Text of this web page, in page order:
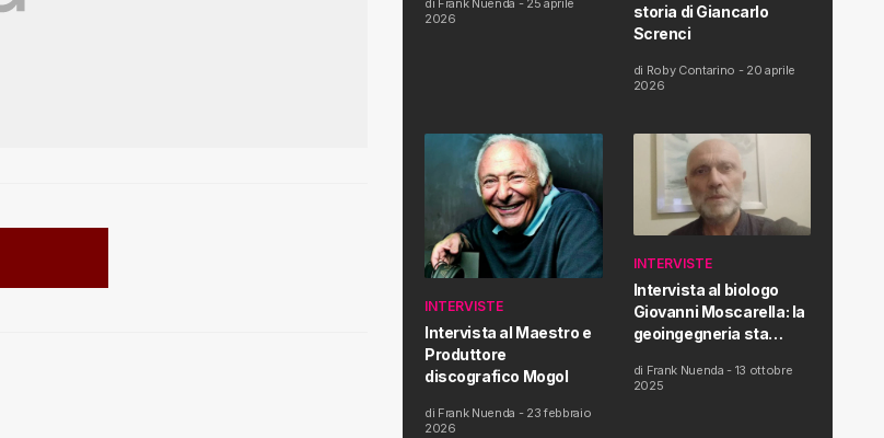
Proposta di Legge
2026
storia di Giancarlo
Screnci
di Roby Contarino - 20 aprile
2026
INTERVISTE
Intervista al Maestro e
Produttore
discografico Mogol
di Frank Nuenda - 23 febbraio
2026
INTERVISTE
Intervista al biologo
Giovanni Moscarella: la
geoingegneria sta
salute dell’uomo
di Frank Nuenda - 13 ottobre
2025